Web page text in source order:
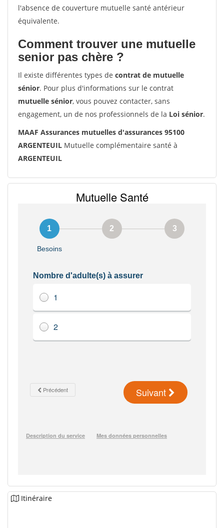
l'absence de couverture mutuelle santé antérieur
équivalente.
Comment trouver une mutuelle
senior pas chère ?
Il existe différentes types de contrat de mutuelle
sénior. Pour plus d'informations sur le contrat
mutuelle sénior, vous pouvez contacter, sans
engagement, un de nos professionnels de la Loi sénior.
MAAF Assurances mutuelles d'assurances 95100
ARGENTEUIL Mutuelle complémentaire santé à
ARGENTEUIL
Itinéraire